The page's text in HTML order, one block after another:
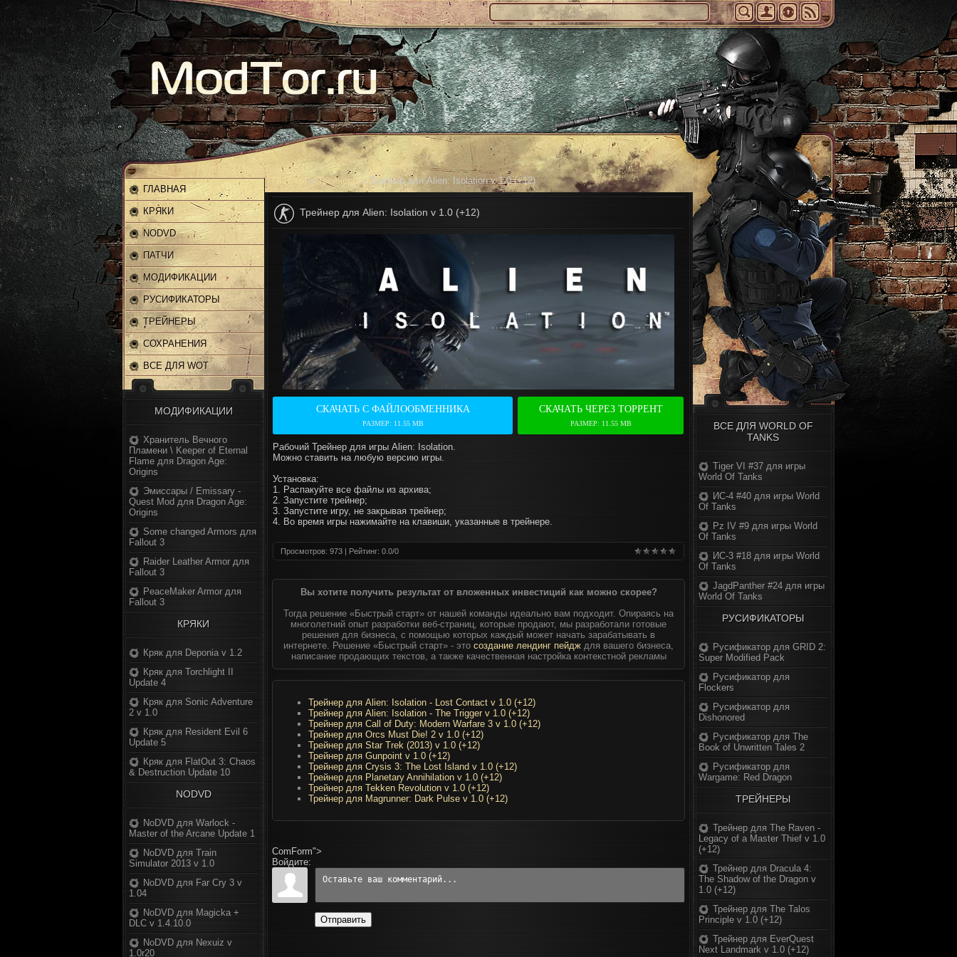
ГЛАВНАЯ
КРЯКИ
NODVD
ПАТЧИ
МОДИФИКАЦИИ
РУСИФИКАТОРЫ
ТРЕЙНЕРЫ
СОХРАНЕНИЯ
ВСЕ ДЛЯ WOT
МОДИФИКАЦИИ
Хранитель Вечного
Пламени \ Keeper of Eternal
Flame для Dragon Age:
Origins
Эмиссары / Emissary -
Quest Mod для Dragon Age:
Origins
Some changed Armors для
Fallout 3
Raider Leather Armor для
Fallout 3
PeaceMaker Armor для
Fallout 3
КРЯКИ
Кряк для Deponia v 1.2
Кряк для Torchlight II
Update 4
Кряк для Sonic Adventure
2 v 1.0
Кряк для Resident Evil 6
Update 5
Кряк для FlatOut 3: Chaos
& Destruction Update 10
NODVD
NoDVD для Warlock -
Master of the Arcane Update 1
NoDVD для Train
Simulator 2013 v 1.0
NoDVD для Far Cry 3 v
1.04
NoDVD для Magicka +
DLC v 1.4.10.0
NoDVD для Nexuiz v
1.0r20
Главная» Трейнеры» Трейнер для Alien: Isolation v 1.0 (+12)
Трейнер для Alien: Isolation v 1.0 (+12)
СКАЧАТЬ С ФАЙЛООБМЕННИКА
РАЗМЕР: 11.55 MB
СКАЧАТЬ ЧЕРЕЗ ТОРРЕНТ
РАЗМЕР: 11.55 MB
Рабочий Трейнер для игры Alien: Isolation.
Можно ставить на любую версию игры.
Установка:
1. Распакуйте все файлы из архива;
2. Запустите трейнер;
3. Запустите игру, не закрывая трейнер;
4. Во время игры нажимайте на клавиши, указанные в трейнере.
Просмотров: 973 | Рейтинг: 0.0/0
Вы хотите получить результат от вложенных инвестиций как можно скорее?
Тогда решение «Быстрый старт» от нашей команды идеально вам подходит. Опираясь на
многолетний опыт разработки веб-страниц, которые продают, мы разработали готовые
решения для бизнеса, с помощью которых каждый может начать зарабатывать в
интернете. Решение «Быстрый старт» - это создание лендинг пейдж для вашего бизнеса,
написание продающих текстов, а также качественная настройка контекстной рекламы
Трейнер для Alien: Isolation - Lost Contact v 1.0 (+12)
Трейнер для Alien: Isolation - The Trigger v 1.0 (+12)
Трейнер для Call of Duty: Modern Warfare 3 v 1.0 (+12)
Трейнер для Orcs Must Die! 2 v 1.0 (+12)
Трейнер для Star Trek (2013) v 1.0 (+12)
Трейнер для Gunpoint v 1.0 (+12)
Трейнер для Crysis 3: The Lost Island v 1.0 (+12)
Трейнер для Planetary Annihilation v 1.0 (+12)
Трейнер для Tekken Revolution v 1.0 (+12)
Трейнер для Magrunner: Dark Pulse v 1.0 (+12)
ComForm">
Войдите:
Отправить
ВСЕ ДЛЯ WORLD OF
TANKS
Tiger VI #37 для игры
World Of Tanks
ИС-4 #40 для игры World
Of Tanks
Pz IV #9 для игры World
Of Tanks
ИС-3 #18 для игры World
Of Tanks
JagdPanther #24 для игры
World Of Tanks
РУСИФИКАТОРЫ
Русификатор для GRID 2:
Super Modified Pack
Русификатор для
Flockers
Русификатор для
Dishonored
Русификатор для The
Book of Unwritten Tales 2
Русификатор для
Wargame: Red Dragon
ТРЕЙНЕРЫ
Трейнер для The Raven -
Legacy of a Master Thief v 1.0
(+12)
Трейнер для Dracula 4:
The Shadow of the Dragon v
1.0 (+12)
Трейнер для The Talos
Principle v 1.0 (+12)
Трейнер для EverQuest
Next Landmark v 1.0 (+12)